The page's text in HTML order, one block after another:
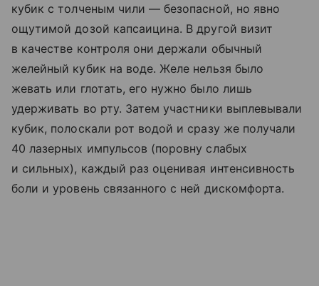
кубик с толченым чили — безопасной, но явно
ощутимой дозой капсаицина. В другой визит
в качестве контроля они держали обычный
желейный кубик на воде. Желе нельзя было
жевать или глотать, его нужно было лишь
удерживать во рту. Затем участники выплевывали
кубик, полоскали рот водой и сразу же получали
40 лазерных импульсов (поровну слабых
и сильных), каждый раз оценивая интенсивность
боли и уровень связанного с ней дискомфорта.